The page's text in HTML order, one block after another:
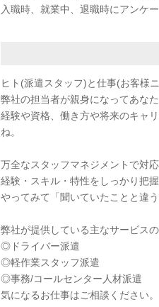
入職時、就業中、退職時にアンケ
ヒト(派遣スタッフ)と仕事(お客様
弊社の担当者が親身になってあな
経験や資格、働き方や将来のキャ
ね。
万全なスタッフマネジメントで対
経験・スキル・特性をしっかり把
やってみて「聞いていたことと違
弊社が提供している主なサービス
◎ドライバー派遣
◎軽作業スタッフ派遣
◎事務/コールセンター人材派遣
気になるお仕事はご相談ください。